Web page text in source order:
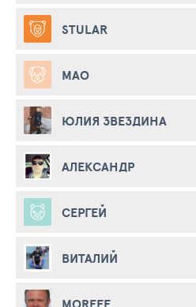
STULAR
МАО
ЮЛИЯ ЗВЕЗДИНА
АЛЕКСАНДР
СЕРГЕЙ
ВИТАЛИЙ